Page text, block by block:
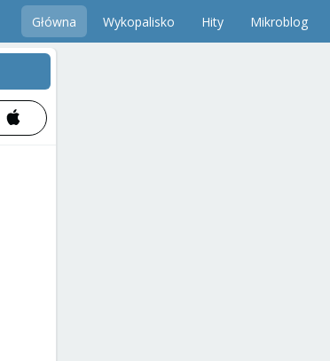
Główna Wykopalisko Hity Mikroblog